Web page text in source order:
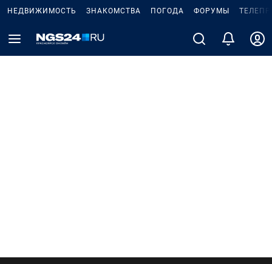
НЕДВИЖИМОСТЬ ЗНАКОМСТВА ПОГОДА ФОРУМЫ